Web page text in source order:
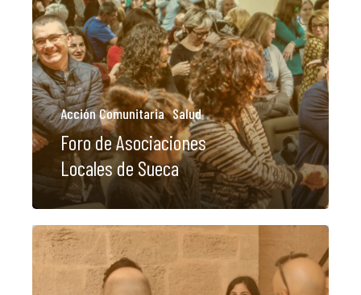
Acción Comunitaria Salud
Foro de Asociaciones
Locales de Sueca